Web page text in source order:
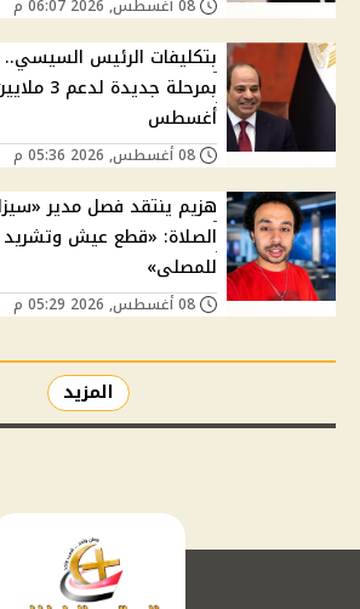
بتكليفات الرئيس
بمرحلة
أغسطس
هزيم ينتقد فصل مدير
الصلاة: «قطع عيش
للمصلى»
المزيد